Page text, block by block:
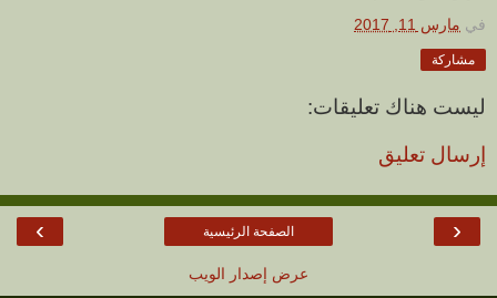
في مارس 11, 2017
مشاركة
ليست هناك تعليقات:
إرسال تعليق
‹
› الصفحة الرئيسية
عرض إصدار الويب